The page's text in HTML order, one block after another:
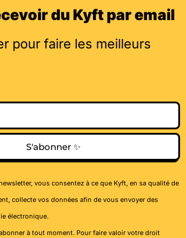
du Kyft par email
pour faire les meilleurs
S'abonner ✨
vous consentez à ce que Kyft, en sa qualité de
collecte vos données afin de vous envoyer des
électronique.
à tout moment. Pour faire valoir votre droit